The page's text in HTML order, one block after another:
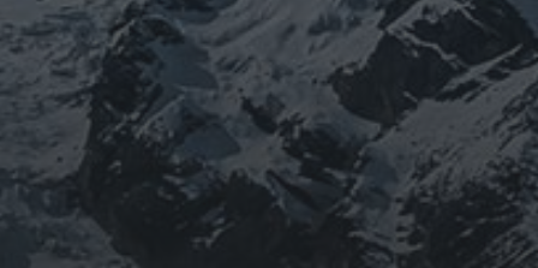
ARCHIVES
mars 2026
février 2026
décembre 2025
septembre 2024
août 2024